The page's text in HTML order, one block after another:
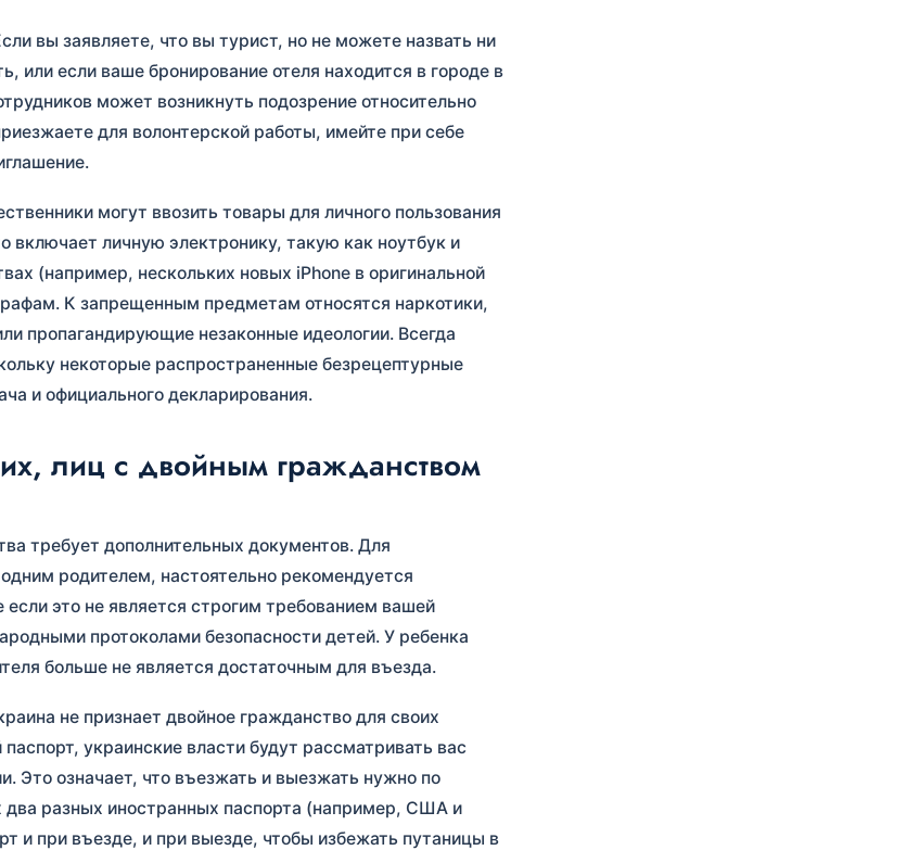
вы заявляете, что вы турист, но не можете назвать ни
или если ваше бронирование отеля находится в городе в
может возникнуть подозрение относительно
для волонтерской работы, имейте при себе
могут ввозить товары для личного пользования
личную электронику, такую как ноутбук и
(например, нескольких новых iPhone в оригинальной
К запрещенным предметам относятся наркотики,
пропагандирующие незаконные идеологии. Всегда
некоторые распространенные безрецептурные
и официального декларирования.
лиц с двойным гражданством
требует дополнительных документов. Для
родителем, настоятельно рекомендуется
если это не является строгим требованием вашей
протоколами безопасности детей. У ребенка
больше не является достаточным для въезда.
не признает двойное гражданство для своих
украинские власти будут рассматривать вас
Это означает, что въезжать и выезжать нужно по
разных иностранных паспорта (например, США и
и при въезде, и при выезде, чтобы избежать путаницы в